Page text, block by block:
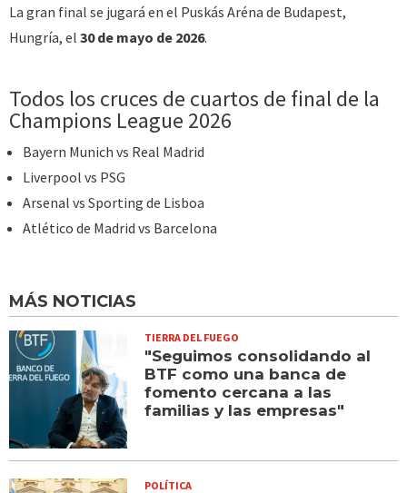
La gran final se jugará en el Puskás Aréna de Budapest,
Hungría, el 30 de mayo de 2026.
Todos los cruces de cuartos de final de la
Champions League 2026
Bayern Munich vs Real Madrid
Liverpool vs PSG
Arsenal vs Sporting de Lisboa
Atlético de Madrid vs Barcelona
MÁS NOTICIAS
TIERRA DEL FUEGO
"Seguimos consolidando al
BTF como una banca de
fomento cercana a las
familias y las empresas"
POLÍTICA